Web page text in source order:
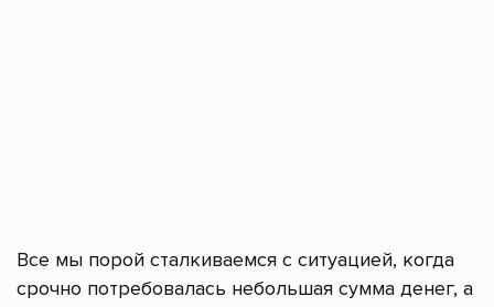
Все мы порой сталкиваемся с ситуацией, когда
срочно потребовалась небольшая сумма денег, а